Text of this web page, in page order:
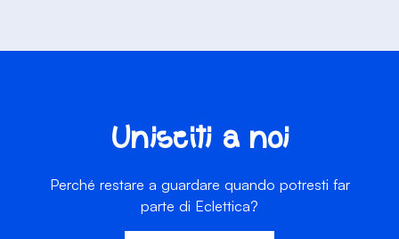
Unisciti a noi
Perché restare a guardare quando potresti far
parte di Eclettica?